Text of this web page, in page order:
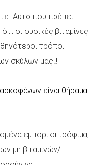
Αυτό που πρέπει
οι φυσικές βιταμίνες
τρόποι
σκύλων μας!!!
είναι θήραμα
εμπορικά τρόφιμα,
μη βιταμινών/